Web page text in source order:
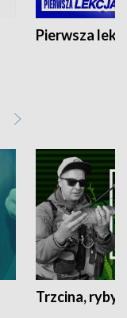
Pierwsza
Trzcina, ryby